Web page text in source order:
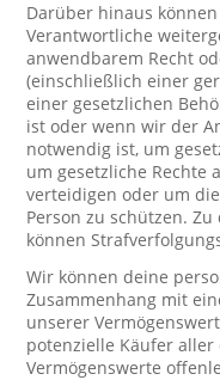
Darüber hinaus
Verantwortliche
anwendbarem Recht
(einschließlich einer
einer gesetzlichen
ist oder wenn wir der
notwendig ist, um
um gesetzliche Rechte
verteidigen oder um
Person zu schützen.
können
Wir können deine
Zusammenhang mit
unserer
potenzielle Käufer
Vermögenswerte